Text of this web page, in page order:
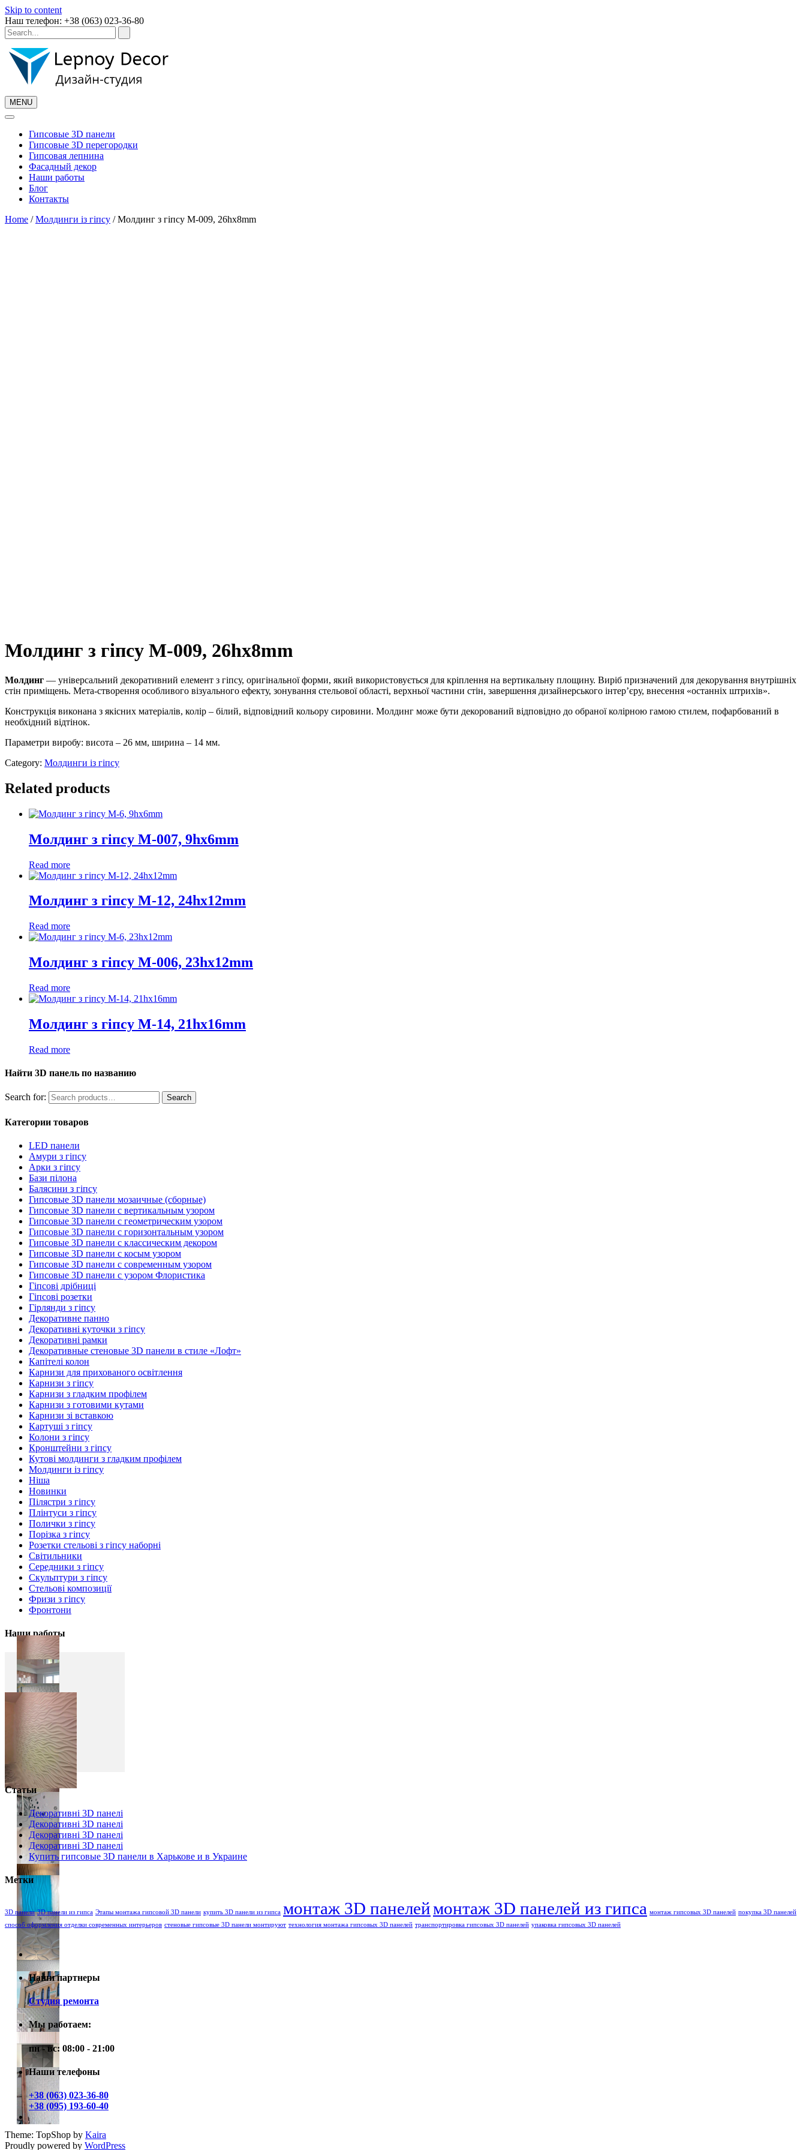
Skip to content
Наш телефон: +38 (063) 023-36-80
MENU
Гипсовые 3D панели
Гипсовые 3D перегородки
Гипсовая лепнина
Фасадный декор
Наши работы
Блог
Контакты
Home /Молдинги із гіпсу / Молдинг з гіпсу М-009, 26hx8mm
Молдинг з гіпсу М-009, 26hx8mm
Молдинг — універсальний декоративний елемент з гіпсу, оригінальної форми, який використовується для кріплення на вертикальну площину. Виріб призначений для декорування внутрішніх
стін приміщень. Мета-створення особливого візуального ефекту, зонування стельової області, верхньої частини стін, завершення дизайнерського інтер’єру, внесення «останніх штрихів».
Конструкція виконана з якісних матеріалів, колір – білий, відповідний кольору сировини. Молдинг може бути декорований відповідно до обраної колірною гамою стилем, пофарбований в
необхідний відтінок.
Параметри виробу: висота – 26 мм, ширина – 14 мм.
Category: Молдинги із гіпсу
Related products
Молдинг з гіпсу М-007, 9hx6mm
Read more
Молдинг з гіпсу М-12, 24hx12mm
Read more
Молдинг з гіпсу М-006, 23hx12mm
Read more
Молдинг з гіпсу М-14, 21hx16mm
Read more
Найти 3D панель по названию
Search for: Search
Категории товаров
LED панели
Амури з гіпсу
Арки з гіпсу
Бази пілона
Балясини з гіпсу
Гипсовые 3D панели мозаичные (сборные)
Гипсовые 3D панели с вертикальным узором
Гипсовые 3D панели с геометрическим узором
Гипсовые 3D панели с горизонтальным узором
Гипсовые 3D панели с классическим декором
Гипсовые 3D панели с косым узором
Гипсовые 3D панели с современным узором
Гипсовые 3D панели с узором Флористика
Гіпсові дрібниці
Гіпсові розетки
Гірлянди з гіпсу
Декоративне панно
Декоративні куточки з гіпсу
Декоративні рамки
Декоративные стеновые 3D панели в стиле «Лофт»
Капітелі колон
Карнизи для прихованого освітлення
Карнизи з гіпсу
Карнизи з гладким профілем
Карнизи з готовими кутами
Карнизи зі вставкою
Картуші з гіпсу
Колони з гіпсу
Кронштейни з гіпсу
Кутові молдинги з гладким профілем
Молдинги із гіпсу
Ніша
Новинки
Пілястри з гіпсу
Плінтуси з гіпсу
Полички з гіпсу
Порізка з гіпсу
Розетки стельові з гіпсу наборні
Світильники
Середники з гіпсу
Скульптури з гіпсу
Стельові композиції
Фризи з гіпсу
Фронтони
Наши работы
Статьи
Декоративні 3D панелі
Декоративні 3D панелі
Декоративні 3D панелі
Декоративні 3D панелі
Купить гипсовые 3D панели в Харькове и в Украине
Метки
3D панели 3D панели из гипса Этапы монтажа гипсовой 3D панели купить 3D панели из гипса монтаж 3D панелеймонтаж 3D панелей из гипса монтаж гипсовых 3D панелей покупка 3D панелей
способ оформления отделки современных интерьеров стеновые гипсовые 3D панели монтируют технология монтажа гипсовых 3D панелей транспортировка гипсовых 3D панелей упаковка гипсовых 3D панелей
Наши партнеры
Студия ремонта
Мы работаем:
пн - вс: 08:00 - 21:00
Наши телефоны
+38 (063) 023-36-80
+38 (095) 193-60-40
Theme: TopShop by Kaira
Proudly powered by WordPress